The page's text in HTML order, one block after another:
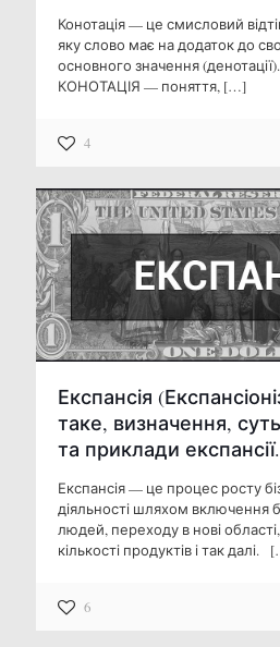
Конотація — це смисловий
яку слово має на додаток до
основного значення
КОНОТАЦІЯ — поняття, […]
4
Експансія
таке, визначення,
та приклади експансії.
Експансія — це процес росту
діяльності шляхом включення
людей, переходу в нові
кількості продуктів і так далі.
6